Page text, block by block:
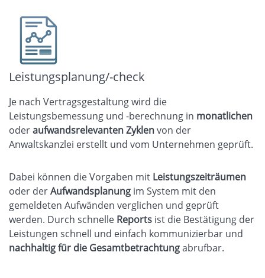
Leistungsplanung/-check
Je nach Vertragsgestaltung wird die
Leistungsbemessung und -berechnung in monatlichen
oderaufwandsrelevanten Zyklenvon der
Anwaltskanzlei erstellt und vom Unternehmen geprüft.
Dabei können die Vorgaben mit Leistungszeiträumen
oder derAufwandsplanung im System mit den
gemeldeten Aufwänden verglichen und geprüft
werden. Durch schnelle Reports ist die Bestätigung der
Leistungen schnell und einfach kommunizierbar und
nachhaltig für die Gesamtbetrachtungabrufbar.